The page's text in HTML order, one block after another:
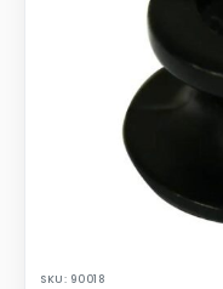
SKU: 90018